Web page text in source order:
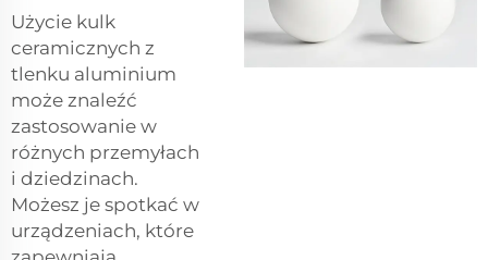
Użycie kulk
ceramicznych z
tlenku aluminium
może znaleźć
zastosowanie w
różnych przemyłach
i dziedzinach.
Możesz je spotkać w
urządzeniach, które